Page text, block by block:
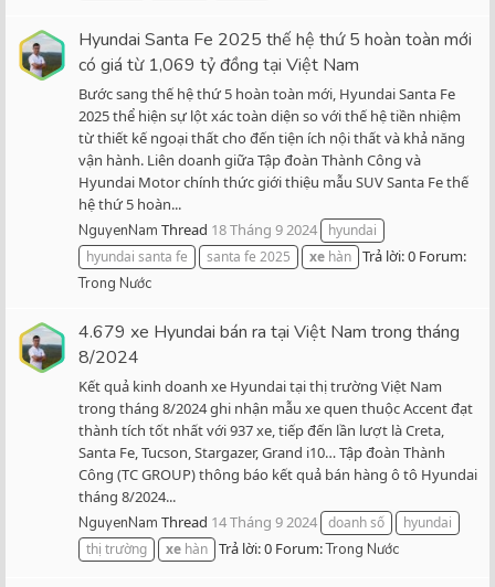
Hyundai Santa Fe 2025 thế hệ thứ 5 hoàn toàn mới
có giá từ 1,069 tỷ đồng tại Việt Nam
Bước sang thế hệ thứ 5 hoàn toàn mới, Hyundai Santa Fe
2025 thể hiện sự lột xác toàn diện so với thế hệ tiền nhiệm
từ thiết kế ngoại thất cho đến tiện ích nội thất và khả năng
vận hành. Liên doanh giữa Tập đoàn Thành Công và
Hyundai Motor chính thức giới thiệu mẫu SUV Santa Fe thế
hệ thứ 5 hoàn...
NguyenNam Thread 18 Tháng 9 2024
hyundai
hyundai santa fe
santa fe 2025 xe hàn Trả lời: 0 Forum:
Trong Nước
4.679 xe Hyundai bán ra tại Việt Nam trong tháng
8/2024
Kết quả kinh doanh xe Hyundai tại thị trường Việt Nam
trong tháng 8/2024 ghi nhận mẫu xe quen thuộc Accent đạt
thành tích tốt nhất với 937 xe, tiếp đến lần lượt là Creta,
Santa Fe, Tucson, Stargazer, Grand i10… Tập đoàn Thành
Công (TC GROUP) thông báo kết quả bán hàng ô tô Hyundai
tháng 8/2024...
NguyenNam Thread 14 Tháng 9 2024 doanh số
hyundai
thị trường
xe hàn Trả lời: 0 Forum:Trong Nước